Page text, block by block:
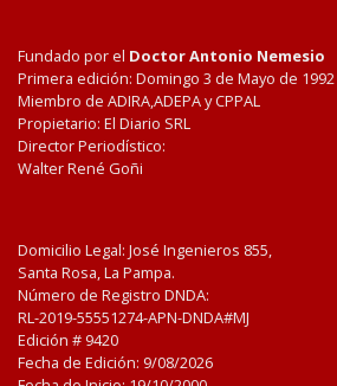
Fundado por el Doctor Antonio Nemesio
Primera edición: Domingo 3 de Mayo de 1992
Miembro de ADIRA,ADEPA y CPPAL
Propietario: El Diario SRL
Director Periodístico:
Walter René Goñi
Domicilio Legal: José Ingenieros 855,
Santa Rosa, La Pampa.
Número de Registro DNDA:
RL-2019-55551274-APN-DNDA#MJ
Edición # 9420
Fecha de Edición: 9/08/2026